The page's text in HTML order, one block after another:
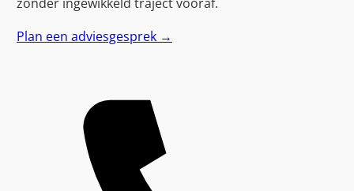
Plan een adviesgesprek →